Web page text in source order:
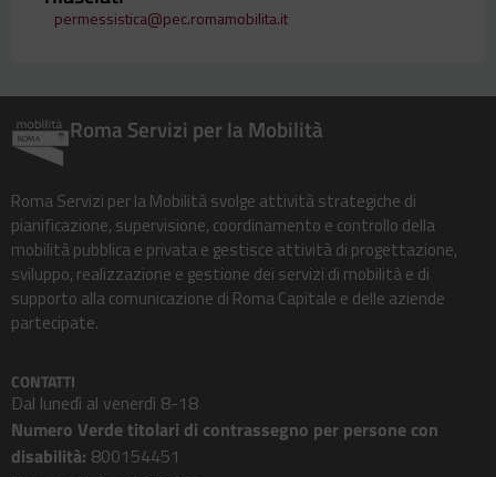
permessistica@pec.romamobilita.it
Roma Servizi per la Mobilità
Roma Servizi per la Mobilità svolge attività strategiche di
pianificazione, supervisione, coordinamento e controllo della
mobilità pubblica e privata e gestisce attività di progettazione,
sviluppo, realizzazione e gestione dei servizi di mobilità e di
supporto alla comunicazione di Roma Capitale e delle aziende
partecipate.
CONTATTI
Dal lunedì al venerdì 8-18
Numero Verde titolari di contrassegno per persone con
disabilità: 800154451